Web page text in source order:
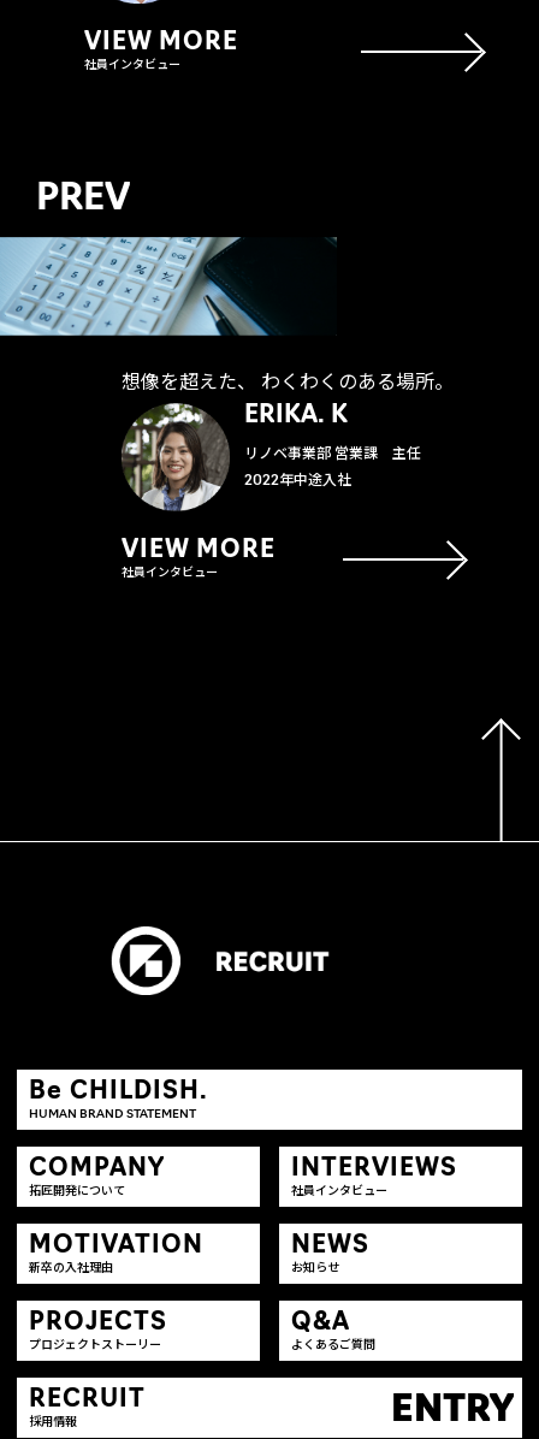
PREV
ERIKA. K
リノベ事業部 営業課 主任
2022年中途入社
想像を超えた、 わくわくのある場所。
VIEW MORE
社員インタビュー
VIEW MORE
社員インタビュー
Be CHILDISH.
HUMAN BRAND STATEMENT
COMPANY
拓匠開発について
INTERVIEWS
社員インタビュー
MOTIVATION
新卒の入社理由
NEWS
お知らせ
PROJECTS
プロジェクトストーリー
Q&A
よくあるご質問
RECRUIT
採用情報 ENTRY